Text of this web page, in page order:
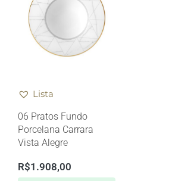
Lista
06 Pratos Fundo
Porcelana Carrara
Vista Alegre
R$1.908,00